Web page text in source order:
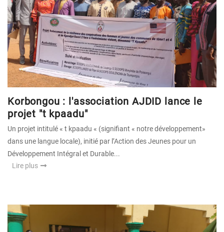
Korbongou : l'association AJDID lance le
projet "t kpaadu"
Un projet intitulé « t kpaadu « (signifiant « notre développement»
dans une langue locale), initié par l’Action des Jeunes pour un
Développement Intégral et Durable...
Lire plus